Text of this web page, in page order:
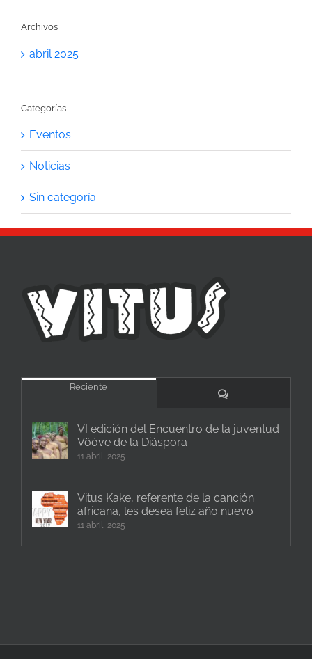
Archivos
abril 2025
Categorías
Eventos
Noticias
Sin categoría
Reciente
Comentarios
VI edición del Encuentro de la juventud
Vöóve de la Diáspora
11 abril, 2025
Vitus Kake, referente de la canción
africana, les desea feliz año nuevo
11 abril, 2025